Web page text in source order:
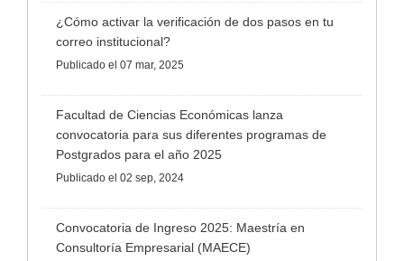
¿Cómo activar la verificación de dos pasos en tu
correo institucional?
Publicado el 07 mar, 2025
Facultad de Ciencias Económicas lanza
convocatoria para sus diferentes programas de
Postgrados para el año 2025
Publicado el 02 sep, 2024
Convocatoria de Ingreso 2025: Maestría en
Consultoría Empresarial (MAECE)